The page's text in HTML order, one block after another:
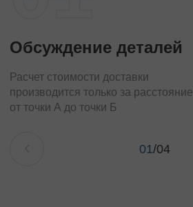
Обсуждение деталей
Расчет стоимости доставки
производится только за расстояние
от точки А до точки Б
01/04